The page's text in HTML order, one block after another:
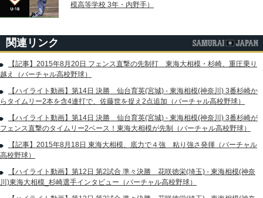
模高等学校 3年・内野手）
関連リンク
【記事】2015年8月20日 フェンス直撃の先制打 東海大相模・杉崎、重圧乗り
越え（バーチャル高校野球）
【ハイライト動画】第14日 決勝 仙台育英(宮城) - 東海相模(神奈川) 3番杉崎か
らタイムリー2本を含4連打で、佐藤世を捉え2点追加（バーチャル高校野球）
【ハイライト動画】第14日 決勝 仙台育英(宮城) - 東海相模(神奈川) 3番杉崎が
フェンス直撃のタイムリー2ベース！東海大相模が先制（バーチャル高校野球）
【記事】2015年8月18日 東海大相模、底力で４強 粘り強さ発揮（バーチャル
高校野球）
【ハイライト動画】第12日 第2試合 準々決勝 花咲徳栄(埼玉) - 東海相模(神奈
川)東海大相模_杉崎選手インタビュー（バーチャル高校野球）